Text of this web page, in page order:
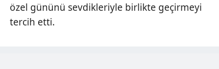
özel gününü sevdikleriyle birlikte geçirmeyi
tercih etti.